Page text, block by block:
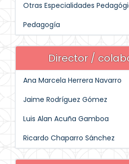
Otras Especialidades
Pedagogía
Director /
Ana Marcela Herrera Navarro
Jaime Rodríguez Gómez
Luis Alan Acuña Gamboa
Ricardo Chaparro Sánchez